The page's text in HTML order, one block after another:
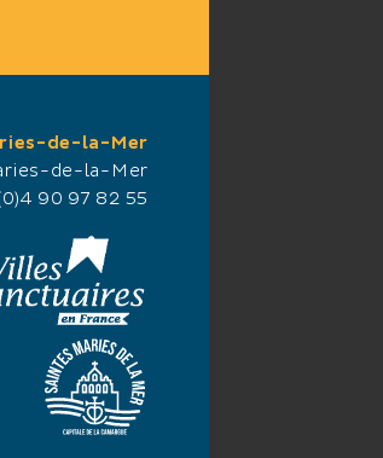
de-la-Mer
de-la-Mer
90 97 82 55